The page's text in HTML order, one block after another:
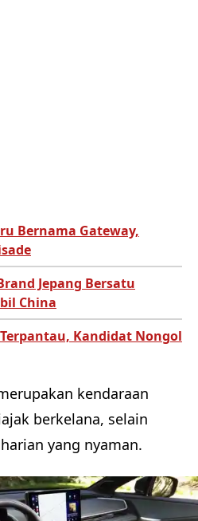
Bernama Gateway,
Jepang Bersatu
China
Kandidat Nongol
kendaraan
berkelana, selain
yang nyaman.